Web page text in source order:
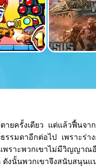
ายครั้งเดียว แต่แล้วฟื้น
รมดาอีกต่อไป เพราะร่า
พราะพวกเขาไม่มีวิญญ
งนั้นพวกเขาจึงสนับสนุน